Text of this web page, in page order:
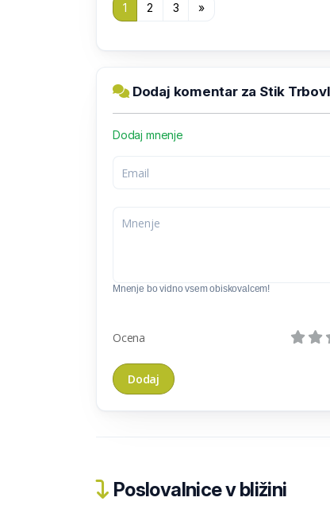
1 2 3 »
Dodaj komentar za Stik
Dodaj mnenje
Mnenje bo vidno vsem obiskovalcem!
Ocena
Poslovalnice v bližini